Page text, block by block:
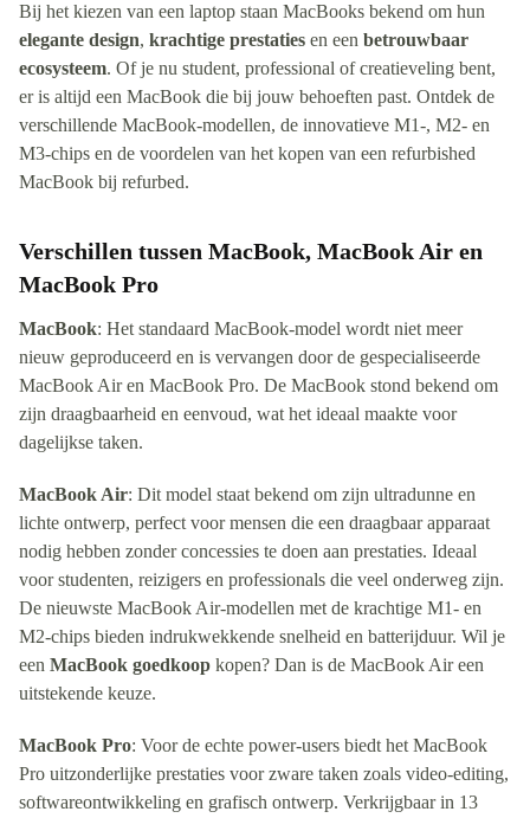
Bij het kiezen van een laptop staan MacBooks bekend om hun
elegante design, krachtige prestaties en een betrouwbaar
ecosysteem. Of je nu student, professional of creatieveling bent,
er is altijd een MacBook die bij jouw behoeften past. Ontdek de
verschillende MacBook-modellen, de innovatieve M1-, M2- en
M3-chips en de voordelen van het kopen van een refurbished
MacBook bij refurbed.
Verschillen tussen MacBook, MacBook Air en
MacBook Pro
MacBook: Het standaard MacBook-model wordt niet meer
nieuw geproduceerd en is vervangen door de gespecialiseerde
MacBook Air en MacBook Pro. De MacBook stond bekend om
zijn draagbaarheid en eenvoud, wat het ideaal maakte voor
dagelijkse taken.
MacBook Air: Dit model staat bekend om zijn ultradunne en
lichte ontwerp, perfect voor mensen die een draagbaar apparaat
nodig hebben zonder concessies te doen aan prestaties. Ideaal
voor studenten, reizigers en professionals die veel onderweg zijn.
De nieuwste MacBook Air-modellen met de krachtige M1- en
M2-chips bieden indrukwekkende snelheid en batterijduur. Wil je
een MacBook goedkoop kopen? Dan is de MacBook Air een
uitstekende keuze.
MacBook Pro: Voor de echte power-users biedt het MacBook
Pro uitzonderlijke prestaties voor zware taken zoals video-editing,
softwareontwikkeling en grafisch ontwerp. Verkrijgbaar in 13